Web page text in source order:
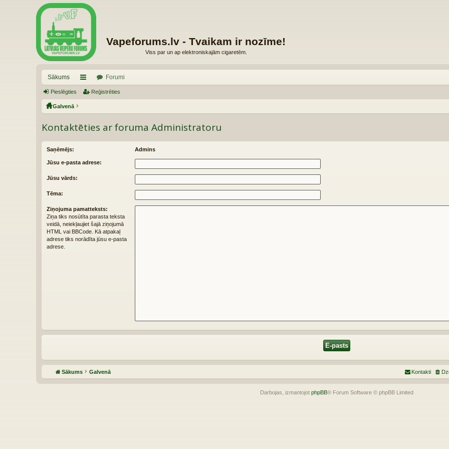
Vapeforums.lv - Tvaikam ir nozīme!
Viss par un ap elektroniskajām cigaretēm.
Sākums
aī
Forumi
Pieslēgties Reģistrēties
Galvenā
Kontaktēties ar foruma Administratoru
Saņēmējs: Admins
Jūsu e-pasta adrese:
Jūsu vārds:
Tēma:
Ziņojuma pamatteksts:
Ziņa tiks nosūtīta parasta teksta
veidā, neiekļaujiet šajā ziņojumā
HTML vai BBCode. Kā atpakaļ
adrese tiks norādīta jūsu e-pasta
adrese.
Sākums Galvenā Kontakti
Darbojas, izmantojot phpBB® Forum Software © phpBB Limited